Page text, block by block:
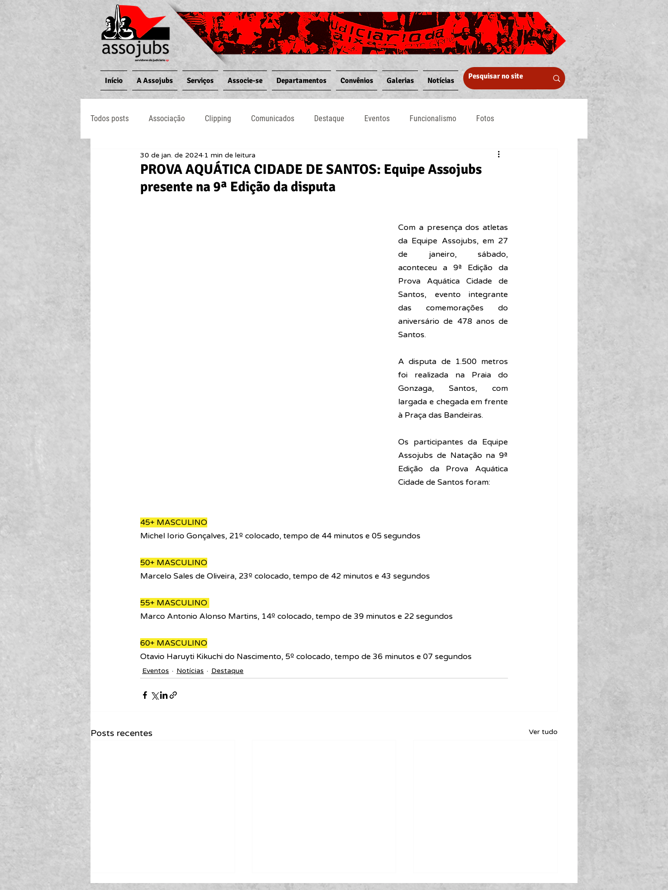
Início A Assojubs Serviços Associe-se Departamentos Convênios Galerias Notícias
Todos posts Associação Clipping Comunicados Destaque Eventos Funcionalismo Fotos
Jornal O Processo Judiciário Notícias
PROVA AQUÁTICA CIDADE DE SANTOS: Equipe Assojubs
presente na 9ª Edição da disputa
30 de jan. de 2024 1 min de leitura
Com a presença dos atletas
da Equipe Assojubs, em 27
de janeiro, sábado,
aconteceu a 9ª Edição da
Prova Aquática Cidade de
Santos, evento integrante
das comemorações do
aniversário de 478 anos de
Santos.
A disputa de 1.500 metros
foi realizada na Praia do
Gonzaga, Santos, com
largada e chegada em frente
à Praça das Bandeiras.
Os participantes da Equipe
Assojubs de Natação na 9ª
Edição da Prova Aquática
Cidade de Santos foram:
45+ MASCULINO
Michel Iorio Gonçalves, 21º colocado, tempo de 44 minutos e 05 segundos
50+ MASCULINO
Marcelo Sales de Oliveira, 23º colocado, tempo de 42 minutos e 43 segundos
55+ MASCULINO
Marco Antonio Alonso Martins, 14º colocado, tempo de 39 minutos e 22 segundos
60+ MASCULINO
Otavio Haruyti Kikuchi do Nascimento, 5º colocado, tempo de 36 minutos e 07 segundos
Eventos Notícias Destaque
Posts recentes Ver tudo